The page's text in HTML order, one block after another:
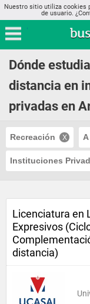
Nuestro sitio utiliza cookies
de usuario.
Dónde
distancia en
privadas en
Recreación
Instituciones
Licenciatura en
Expresivos
distancia)